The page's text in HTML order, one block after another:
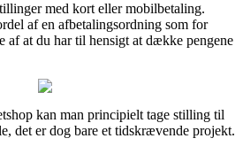
med kort eller mobilbetaling.
af en afbetalingsordning som for
at du har til hensigt at dække pengene
kan man principielt tage stilling til
det er dog bare et tidskrævende projekt.